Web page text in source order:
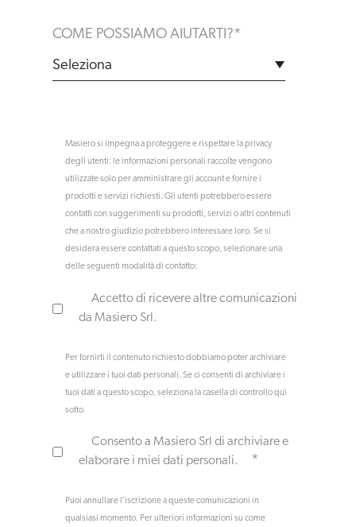
COME POSSIAMO AIUTARTI?*
Masiero si impegna a proteggere e rispettare la privacy
degli utenti: le informazioni personali raccolte vengono
utilizzate solo per amministrare gli account e fornire i
prodotti e servizi richiesti. Gli utenti potrebbero essere
contatti con suggerimenti su prodotti, servizi o altri contenuti
che a nostro giudizio potrebbero interessare loro. Se si
desidera essere contattati a questo scopo, selezionare una
delle seguenti modalità di contatto:
Accetto di ricevere altre comunicazioni
da Masiero Srl.
Per fornirti il contenuto richiesto dobbiamo poter archiviare
e utilizzare i tuoi dati personali. Se ci consenti di archiviare i
tuoi dati a questo scopo, seleziona la casella di controllo qui
sotto.
Consento a Masiero Srl di archiviare e
elaborare i miei dati personali.
*
Puoi annullare l'iscrizione a queste comunicazioni in
qualsiasi momento. Per ulteriori informazioni su come